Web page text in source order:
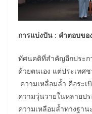
การแบ่งปัน : คําตอบขอ
ทัศนคติที่สําคัญอีกประก
ด้วยตนเอง แต่ประเทศ
ความเหลื่อมล้ำ คือระเ
ความวุ่นวายในหลายป
ความเหลือมล้ำทางฐา